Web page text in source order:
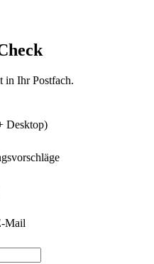
in Ihr Postfach.
Desktop)
Mail